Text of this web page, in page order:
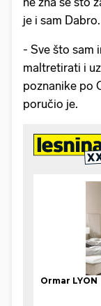
je i sam Dabro.
- Sve što sam
maltretirati i
poznanike po
poručio je.